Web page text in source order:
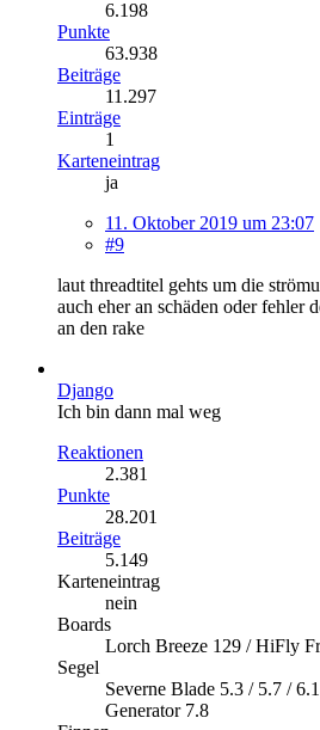
6.198
Punkte
63.938
Beiträge
11.297
Einträge
1
Karteneintrag
ja
11. Oktober 2019 um 23:07
#9
laut threadtitel gehts um die
auch eher an schäden oder fehler
an den rake
Django
Ich bin dann mal weg
Reaktionen
2.381
Punkte
28.201
Beiträge
5.149
Karteneintrag
nein
Boards
Lorch Breeze 129 / HiFly
Segel
Severne Blade 5.3 / 5.7 /
Generator 7.8